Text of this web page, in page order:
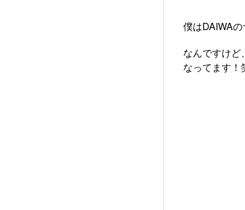
僕はDAIWA
なんですけ
なってます！